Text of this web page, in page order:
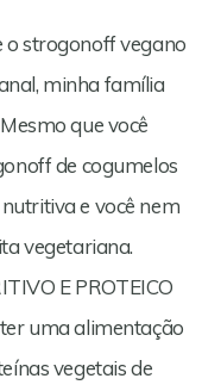
o strogonoff vegano
minha família
que você
de cogumelos
e você nem
vegetariana.
E PROTEICO
uma alimentação
vegetais de